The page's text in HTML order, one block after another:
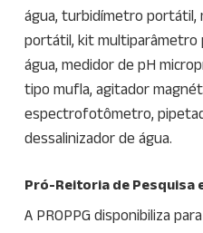
água, turbidímetro portátil,
portátil, kit multiparâmetro
água, medidor de pH
tipo mufla, agitador
espectrofotômetro,
dessalinizador de água.
Pró-Reitoria de Pesquisa
A PROPPG disponibiliza